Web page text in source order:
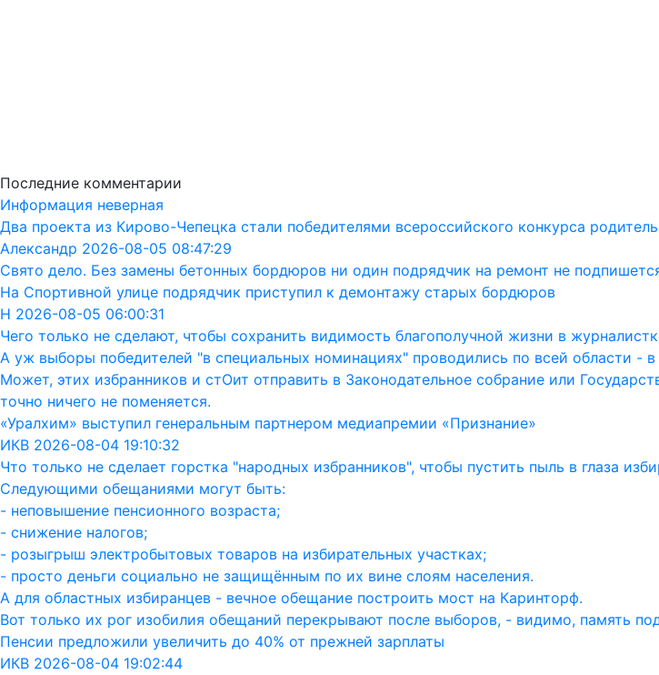
Последние комментарии
Информация неверная
Два проекта из Кирово-Чепецка стали победителями всероссийского конкурса
Александр 2026-08-05 08:47:29
Свято дело. Без замены бетонных бордюров ни один подрядчик на ремонт не
На Спортивной улице подрядчик приступил к демонтажу старых бордюров
Н 2026-08-05 06:00:31
Чего только не сделают, чтобы сохранить видимость благополучной жизни в
А уж выборы победителей "в специальных номинациях" проводились по всей области -
Может, этих избранников и стОит отправить в Законодательное собрание или
точно ничего не поменяется.
«Уралхим» выступил генеральным партнером медиапремии «Признание»
ИКВ 2026-08-04 19:10:32
Что только не сделает горстка "народных избранников", чтобы пустить пыль в глаза
Следующими обещаниями могут быть:
- неповышение пенсионного возраста;
- снижение налогов;
- розыгрыш электробытовых товаров на избирательных участках;
- просто деньги социально не защищённым по их вине слоям населения.
А для областных избиранцев - вечное обещание построить мост на Каринторф.
Вот только их рог изобилия обещаний перекрывают после выборов, - видимо, память
Пенсии предложили увеличить до 40% от прежней зарплаты
ИКВ 2026-08-04 19:02:44